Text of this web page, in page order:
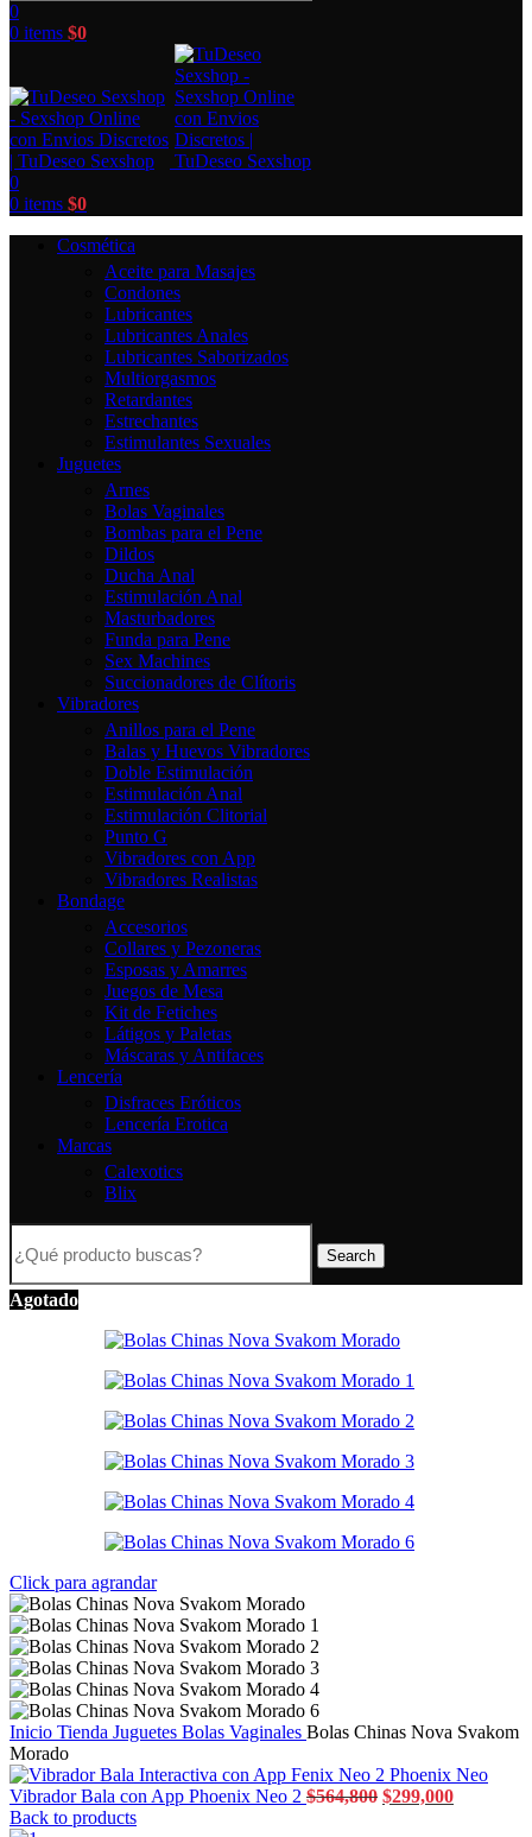
0
0 items $0
0
0 items $0
Cosmética
Aceite para Masajes
Condones
Lubricantes
Lubricantes Anales
Lubricantes Saborizados
Multiorgasmos
Retardantes
Estrechantes
Estimulantes Sexuales
Juguetes
Arnes
Bolas Vaginales
Bombas para el Pene
Dildos
Ducha Anal
Estimulación Anal
Masturbadores
Funda para Pene
Sex Machines
Succionadores de Clítoris
Vibradores
Anillos para el Pene
Balas y Huevos Vibradores
Doble Estimulación
Estimulación Anal
Estimulación Clitorial
Punto G
Vibradores con App
Vibradores Realistas
Bondage
Accesorios
Collares y Pezoneras
Esposas y Amarres
Juegos de Mesa
Kit de Fetiches
Látigos y Paletas
Máscaras y Antifaces
Lencería
Disfraces Eróticos
Lencería Erotica
Marcas
Calexotics
Blix
Search
Agotado
Click para agrandar
Inicio Tienda Juguetes Bolas Vaginales Bolas Chinas Nova Svakom
Morado
Vibrador Bala con App Phoenix Neo 2 $564,800 $299,000
Back to products